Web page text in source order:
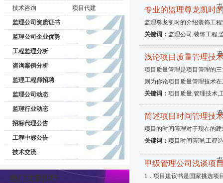
技术咨询 项目代建
监理公司资质证书
监理公司企业优势
工程监理分析
咨询案例分析
监理工程师招聘
监理公司动态
监理行业动态
招标代理公告
工程中标公告
技术交流
热门文章排行
专业的监理尊龙凯时
监理尊龙凯时的介绍装饰工
关键词： 监理公司,装饰工程,
浅论项目质量管理技
项目质量管理是项目管理的
则为你论项目质量管理技术
关键词： 项目质量,管理技术,
简述项目时间管理技
项目的时间管理对于现在的
关键词： 项目时间管理,工程
甲级管理公司浅谈
1．项目建议书是国家挑选项